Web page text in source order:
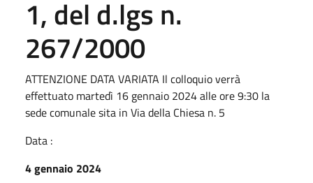
1, del d.lgs n.
267/2000
ATTENZIONE DATA VARIATA Il colloquio verrà
effettuato martedì 16 gennaio 2024 alle ore 9:30 la
sede comunale sita in Via della Chiesa n. 5
Data :
4 gennaio 2024